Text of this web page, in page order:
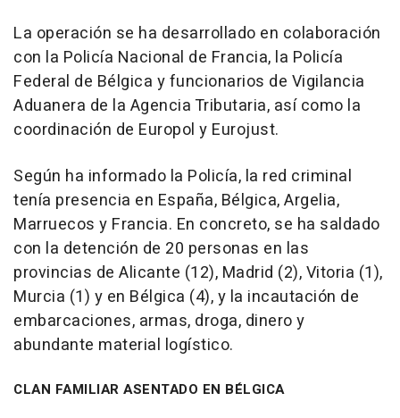
La operación se ha desarrollado en colaboración
con la Policía Nacional de Francia, la Policía
Federal de Bélgica y funcionarios de Vigilancia
Aduanera de la Agencia Tributaria, así como la
coordinación de Europol y Eurojust.
Según ha informado la Policía, la red criminal
tenía presencia en España, Bélgica, Argelia,
Marruecos y Francia. En concreto, se ha saldado
con la detención de 20 personas en las
provincias de Alicante (12), Madrid (2), Vitoria (1),
Murcia (1) y en Bélgica (4), y la incautación de
embarcaciones, armas, droga, dinero y
abundante material logístico.
CLAN FAMILIAR ASENTADO EN BÉLGICA